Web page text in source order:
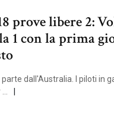
prove libere 2:
1 con la prima
dall'Australia. I piloti in